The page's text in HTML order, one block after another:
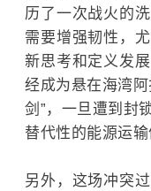
历了一次战火的
需要增强韧性，
新思考和定义发
经成为悬在海湾
剑”，一旦遭到封
替代性的能源运输
另外，这场冲突